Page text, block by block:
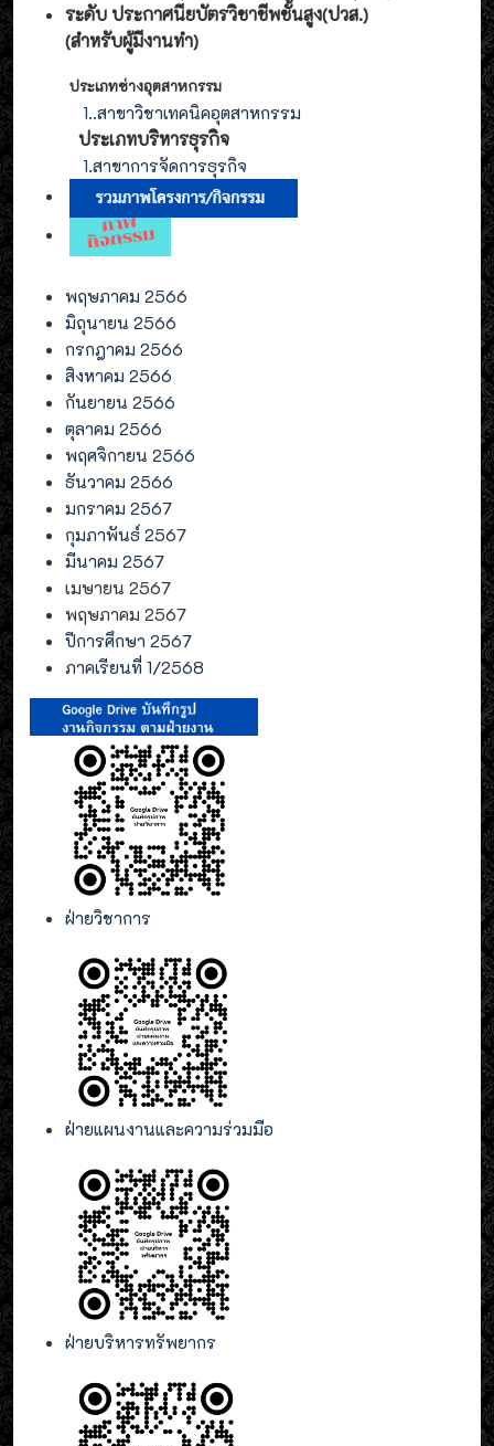
ระดับ ประกาศนียบัตรวิชาชีพชั้นสูง(ปวส.)
(สำหรับผู้มีงานทำ)
ประเภทช่างอุตสาหกรรม
1..สาขาวิชาเทคนิคอุตสาหกรรม
ประเภทบริหารธุรกิจ
1.สาขาการจัดการธุรกิจ
พฤษภาคม 2566
มิถุนายน 2566
กรกฎาคม 2566
สิงหาคม 2566
กันยายน 2566
ตุลาคม 2566
พฤศจิกายน 2566
ธันวาคม 2566
มกราคม 2567
กุมภาพันธ์ 2567
มีนาคม 2567
เมษายน 2567
พฤษภาคม 2567
ปีการศึกษา 2567
ภาคเรียนที่ 1/2568
ฝ่ายวิชาการ
ฝ่ายแผนงานและความร่วมมือ
ฝ่ายบริหารทรัพยากร